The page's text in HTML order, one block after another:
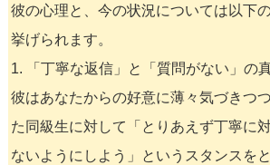
彼の心理と、今の状況については以下
挙げられます。
1. 「丁寧な返信」と「質問がない」の
彼はあなたからの好意に薄々気づきつ
た同級生に対して「とりあえず丁寧に
ないようにしよう」というスタンスを